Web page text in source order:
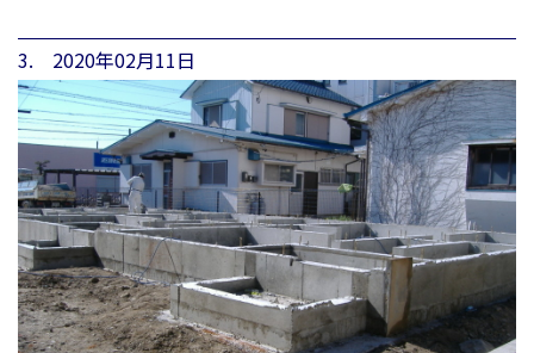
3. 2020年02月11日